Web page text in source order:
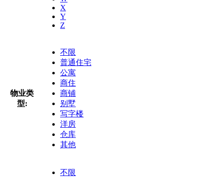
X
Y
Z
物业类
型:
不限
普通住宅
公寓
商住
商铺
别墅
写字楼
洋房
仓库
其他
不限